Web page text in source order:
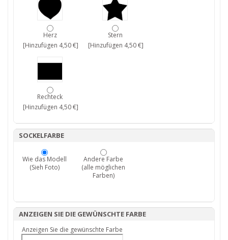
Herz
[Hinzufügen 4,50 €]
Stern
[Hinzufügen 4,50 €]
Rechteck
[Hinzufügen 4,50 €]
SOCKELFARBE
Wie das Modell
(Sieh Foto)
Andere Farbe
(alle möglichen
Farben)
ANZEIGEN SIE DIE GEWÜNSCHTE FARBE
Anzeigen Sie die gewünschte Farbe